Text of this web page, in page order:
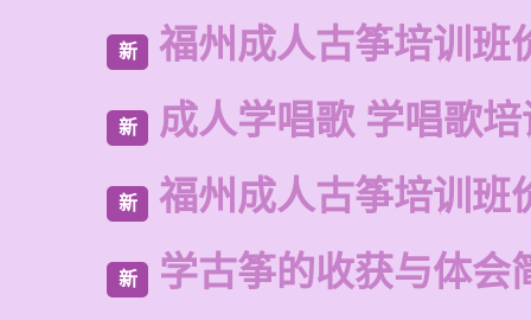
新 福州成人古筝培训班
新 成人学唱歌 学唱歌
新 福州成人古筝培训班
新 学古筝的收获与体会